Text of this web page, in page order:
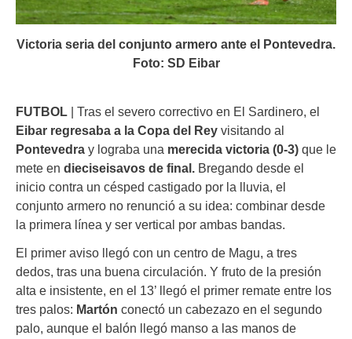
Victoria seria del conjunto armero ante el Pontevedra.
Foto: SD Eibar
FUTBOL | Tras el severo correctivo en El Sardinero, el
Eibar regresaba a la Copa del Rey visitando al
Pontevedra y lograba una merecida victoria (0-3) que le
mete en dieciseisavos de final. Bregando desde el
inicio contra un césped castigado por la lluvia, el
conjunto armero no renunció a su idea: combinar desde
la primera línea y ser vertical por ambas bandas.
El primer aviso llegó con un centro de Magu, a tres
dedos, tras una buena circulación. Y fruto de la presión
alta e insistente, en el 13’ llegó el primer remate entre los
tres palos: Martón conectó un cabezazo en el segundo
palo, aunque el balón llegó manso a las manos de